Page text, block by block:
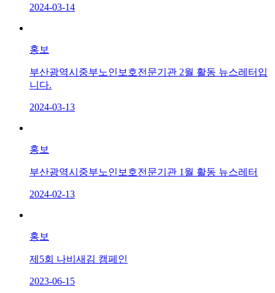
2024-03-14
홍보
부산광역시중부노인보호전문기관 2월 활동 뉴스레터입
니다.
2024-03-13
홍보
부산광역시중부노인보호전문기관 1월 활동 뉴스레터
2024-02-13
홍보
제5회 나비새김 캠페인
2023-06-15